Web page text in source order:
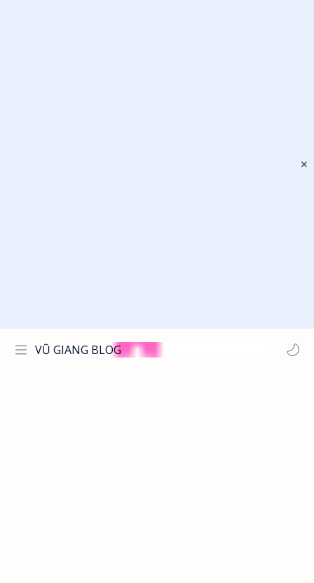
VŨ GIANG BLOG